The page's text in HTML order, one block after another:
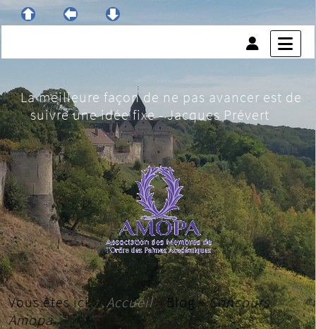
La meilleure façon de ne pas avancer est de
suivre une idée fixe - Jacques Prévert
Vous êtes ici :Accueil»Blog»Concours
Amopa